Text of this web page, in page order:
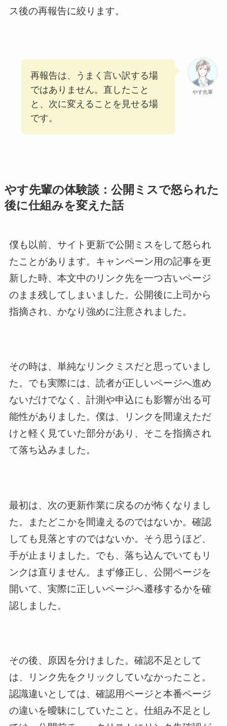
ス後の再報告に絞ります。
やす先輩
再報告は、うまく言い訳する場
ではありません。直したこと
と、次に変えることを見せる場
です。
やす先輩の体験談：公開ミスで怒られた
後に仕組みを変えた話
僕も以前、サイト更新で公開ミスをして怒られ
たことがあります。キャンペーン用の記事を更
新した時、本文中のリンク先を一つ古いページ
のまま残してしまいました。公開後に上司から
指摘され、かなり強めに注意されました。
その時は、単純なリンクミスだと思っていまし
た。でも実際には、読者が正しいページへ進め
ないだけでなく、計測や申込にも影響が出る可
能性がありました。僕は、リンクを間違えただ
けと軽く見ていた部分があり、そこを指摘され
て落ち込みました。
最初は、次の更新作業に戻るのが怖くなりまし
た。またどこかを間違えるのではないか。確認
しても見落とすのではないか。そう思うほど、
手が止まりました。でも、落ち込んでいてもリ
ンクは直りません。まず修正し、公開ページを
開いて、実際に正しいページへ遷移するかを確
認しました。
その後、原因を分けました。確認不足として
は、リンク先をクリックしていなかったこと。
認識違いとしては、確認用ページと本番ページ
の違いを曖昧にしていたこと。仕組み不足とし